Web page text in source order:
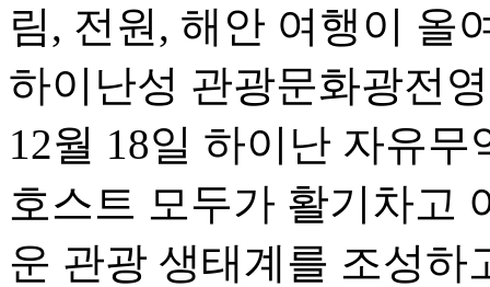
림, 전원, 해안 여행이 올
하이난성 관광문화광전
12월 18일 하이난 자유
호스트 모두가 활기차고
운 관광 생태계를 조성하